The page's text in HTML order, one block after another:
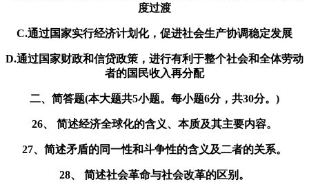
度过渡
C.通过国家实行经济计划化，促进社会生产协调稳定发展
D.通过国家财政和信贷政策，进行有利于整个社会和全体劳动
者的国民收入再分配
二、简答题(本大题共5小题。每小题6分，共30分。)
26、 简述经济全球化的含义、本质及其主要内容。
27、简述矛盾的同一性和斗争性的含义及二者的关系。
28、 简述社会革命与社会改革的区别。